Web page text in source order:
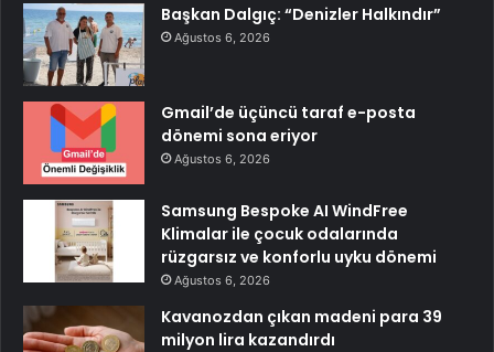
Başkan Dalgıç: “Denizler Halkındır”
Ağustos 6, 2026
Gmail’de üçüncü taraf e-posta
dönemi sona eriyor
Ağustos 6, 2026
Samsung Bespoke AI WindFree
Klimalar ile çocuk odalarında
rüzgarsız ve konforlu uyku dönemi
Ağustos 6, 2026
Kavanozdan çıkan madeni para 39
milyon lira kazandırdı